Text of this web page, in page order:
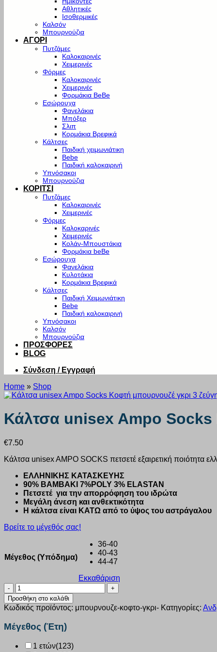
Αθλητικές
Ισοθερμικές
Καλσόν
Μπουρνούζια
ΑΓΟΡΙ
Πυτζάμες
Καλοκαιρινές
Χειμερινές
Φόρμες
Καλοκαιρινές
Χειμερινές
Φορμάκια BeBe
Εσώρουχα
Φανελάκια
Μπόξερ
Σλιπ
Κορμάκια Βρεφικά
Κάλτσες
Παιδική χειμωνιάτικη
Bebe
Παιδική καλοκαιρινή
Υπνόσακοι
Μπουρνούζια
ΚΟΡΙΤΣΙ
Πυτζάμες
Καλοκαιρινές
Χειμερινές
Φόρμες
Καλοκαρινές
Χειμερινές
Κολάν-Μπουστάκια
Φορμάκια beBe
Εσώρουχα
Φανελάκια
Κυλοτάκια
Κορμάκια Βρεφικά
Κάλτσες
Παιδική Χειμωνιάτικη
Bebe
Παιδική καλοκαιρινή
Υπνόσακοι
Καλσόν
Μπουρνούζια
ΠΡΟΣΦΟΡΕΣ
BLOG
Σύνδεση / Εγγραφή
Home » Shop
Κάλτσα unisex Ampo Socks
€7.50
Κάλτσα unisex AMPO SOCKS πετσετέ εξαιρετική ποιότητα
ΕΛΛΗΝΙΚΗΣ ΚΑΤΑΣΚΕΥΗΣ
90% ΒΑΜΒΑΚΙ 7%POLY 3% ELASTAN
Πετσετέ για την απορρόφηση του ιδρώτα
Μεγάλη άνεση και ανθεκτικότητα
Η κάλτσα είναι ΚΑΤΩ από το ύψος του αστράγαλου
Βρείτε το μέγεθός σας!
Μέγεθος (Υπόδημα)
36-40
40-43
44-47
Εκκαθάριση
Κάλτσα
unisex
Ampo
Socks
Κοφτή
μπουρνουζέ
3
Προσθήκη στο καλάθι
Κωδικός προϊόντος: μπουρνουζε-κοφτο-γκρι- Κατηγορίες:
Μέγεθος (Έτη)
1 ετών(123)